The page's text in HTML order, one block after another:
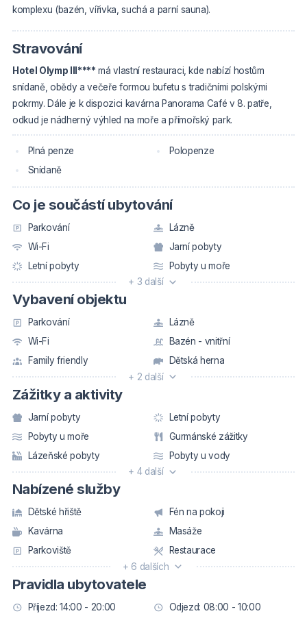
komplexu (bazén, vířivka, suchá a parní sauna).
Stravování
Hotel Olymp III**** má vlastní restauraci, kde nabízí hostům
snídaně, obědy a večeře formou bufetu s tradičními polskými
pokrmy. Dále je k dispozici kavárna Panorama Café v 8. patře,
odkud je nádherný výhled na moře a přímořský park.
Plná penze
Polopenze
Snídaně
Co je součástí ubytování
Parkování
Lázně
Wi-Fi
Jarní pobyty
Letní pobyty
Pobyty u moře
+ 3 další
Vybavení objektu
Parkování
Lázně
Wi-Fi
Bazén - vnitřní
Family friendly
Dětská herna
+ 2 další
Zážitky a aktivity
Jarní pobyty
Letní pobyty
Pobyty u moře
Gurmánské zážitky
Lázeňské pobyty
Pobyty u vody
+ 4 další
Nabízené služby
Dětské hřiště
Fén na pokoji
Kavárna
Masáže
Parkoviště
Restaurace
+ 6 dalších
Pravidla ubytovatele
Příjezd: 14:00 - 20:00 Odjezd: 08:00 - 10:00